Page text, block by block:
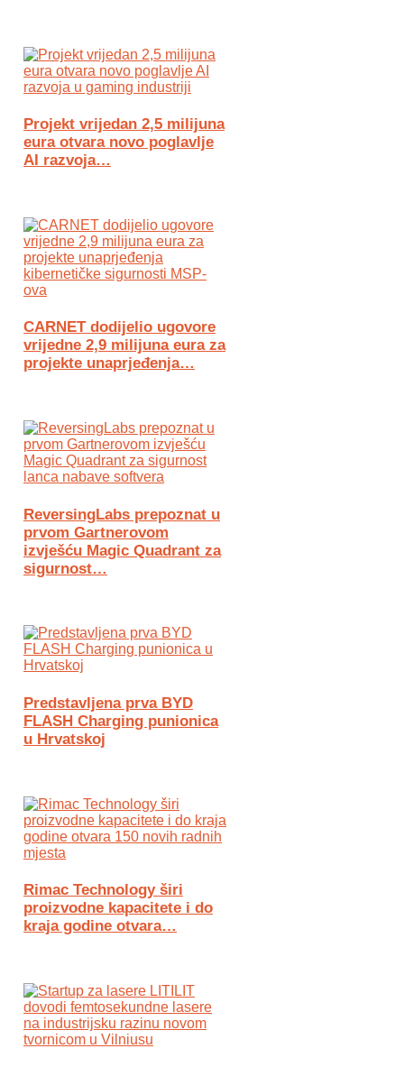
Projekt vrijedan 2,5 milijuna
eura otvara novo poglavlje
AI razvoja…
CARNET dodijelio ugovore
vrijedne 2,9 milijuna eura za
projekte unaprjeđenja…
ReversingLabs prepoznat u
prvom Gartnerovom
izvješću Magic Quadrant za
sigurnost…
Predstavljena prva BYD
FLASH Charging punionica
u Hrvatskoj
Rimac Technology širi
proizvodne kapacitete i do
kraja godine otvara…